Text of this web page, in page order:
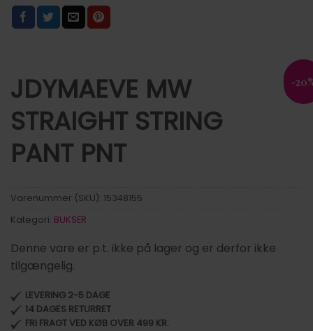
-
JDYMAEVE MW
STRAIGHT STRING
PANT PNT
Varenummer (SKU): 15348155
Kategori: BUKSER
Denne vare er p.t. ikke på lager og er derfor ikke
tilgængelig.
LEVERING 2-5 DAGE
14 DAGES RETURRET
FRI FRAGT VED KØB OVER 499 KR.